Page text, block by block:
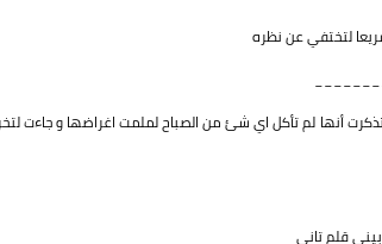
لتختفي عن نظره
أنها لم تأكل اي شئ من الصباح لملمت اغراضها و جاءت
قلم تاني